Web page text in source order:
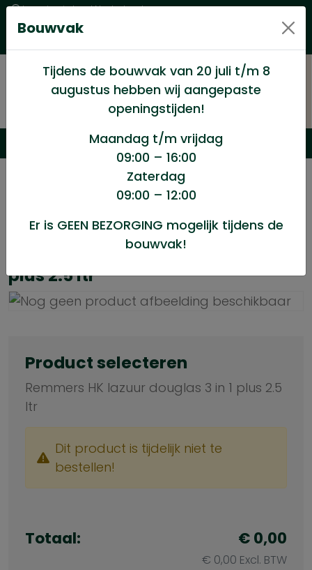
Levering in heel Nederland
Goede kwaliteitsproducten met een eerlijke prijs
/
Remmers HK lazuur douglas 3 in 1 plus 2.5 ltr
Remmers HK lazuur douglas 3 in 1
plus 2.5 ltr
Product selecteren
Remmers HK lazuur douglas 3 in 1 plus 2.5
ltr
Dit product is tijdelijk niet te
bestellen!
Totaal: € 0,00
€ 0,00 Excl. BTW
Bouwvak
Tijdens de bouwvak van 20 juli t/m 8
augustus hebben wij aangepaste
openingstijden!
Maandag t/m vrijdag
09:00 – 16:00
Zaterdag
09:00 – 12:00
Er is GEEN BEZORGING mogelijk tijdens de
bouwvak!